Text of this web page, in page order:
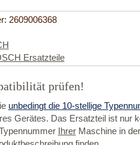
2609006368
Ersatzteile
prüfen!
unbedingt die 10-stellige
Gerätes. Das Ersatzteil ist nur
IhrerMaschine in